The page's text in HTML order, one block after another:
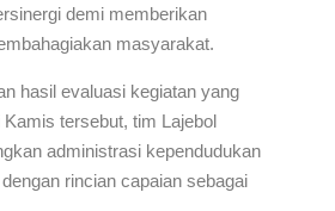
demi memberikan
masyarakat.
hasil evaluasi kegiatan yang
tersebut, tim Lajebol
administrasi kependudukan
rincian capaian sebagai